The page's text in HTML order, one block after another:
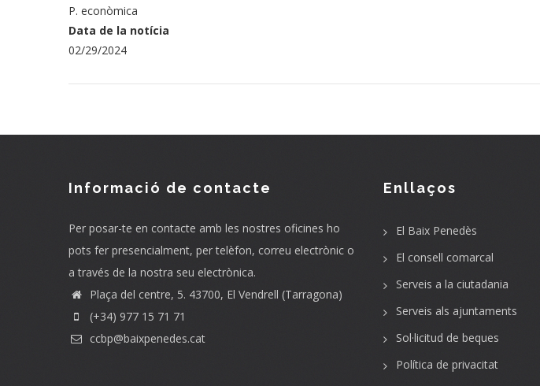
P. econòmica
Data de la notícia
02/29/2024
Informació de contacte
Per posar-te en contacte amb les nostres oficines ho
pots fer presencialment, per telèfon, correu electrònic o
a través de la nostra seu electrònica.
Plaça del centre, 5. 43700, El Vendrell (Tarragona)
(+34) 977 15 71 71
ccbp@baixpenedes.cat
Enllaços
El Baix Penedès
El consell comarcal
Serveis a la ciutadania
Serveis als ajuntaments
Sol·licitud de beques
Política de privacitat